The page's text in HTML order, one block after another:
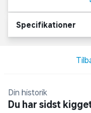
Farve: sort
design og høj
andet også
Specifikationer
Din historik
Du har sidst